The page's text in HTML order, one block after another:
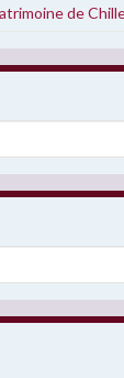
de